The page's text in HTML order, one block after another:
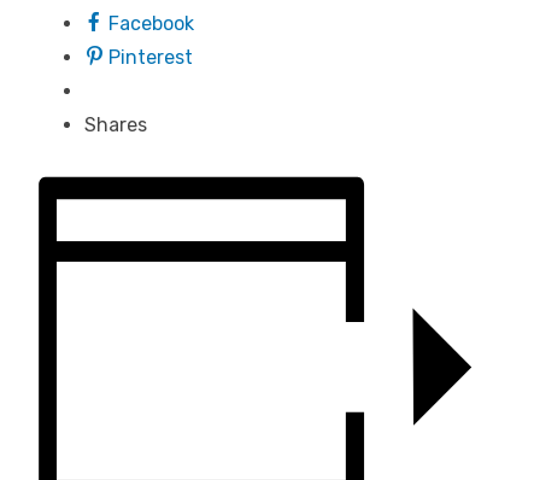
Facebook
Pinterest
Shares